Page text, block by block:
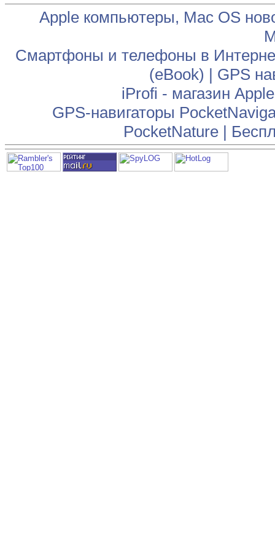
Apple компьютеры, Mac OS
Смартфоны и телефоны в
(eBook) | GPS
iProfi - магазин
GPS-навигаторы
PocketNature|